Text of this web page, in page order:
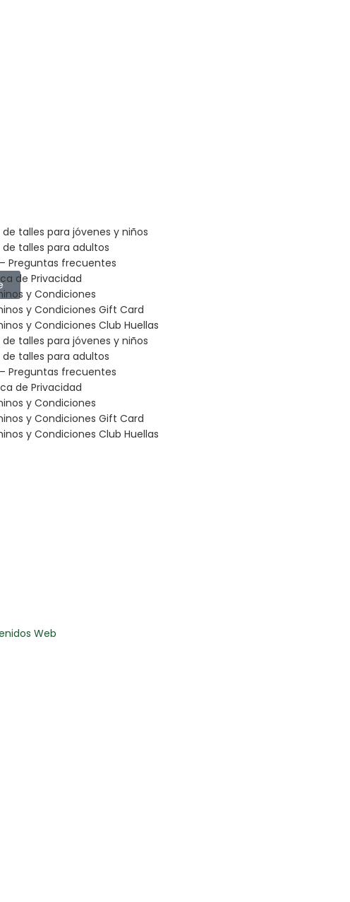
de talles para jóvenes y niños
de talles para adultos
Preguntas frecuentes
de Privacidad
y Condiciones
y Condiciones Gift Card
y Condiciones Club Huellas
de talles para jóvenes y niños
de talles para adultos
Preguntas frecuentes
de Privacidad
y Condiciones
y Condiciones Gift Card
y Condiciones Club Huellas
Web